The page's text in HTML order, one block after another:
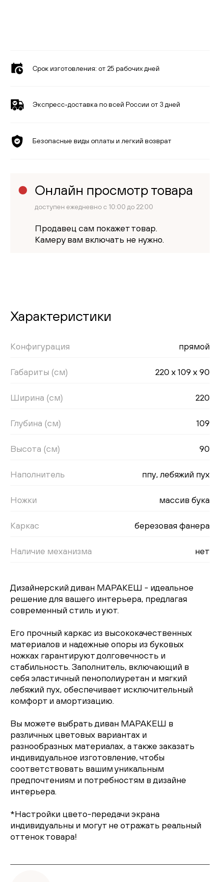
Срок изготовления: от 25 рабочих дней
Экспресс-доставка по всей России от 3 дней
Безопасные виды оплаты и легкий возврат
Онлайн просмотр товара
доступен ежедневно с 10:00 до 22:00
Продавец сам покажет товар.
Камеру вам включать не нужно.
Характеристики
Конфигурация прямой
Габариты (см) 220 x 109 x 90
Ширина (см) 220
Глубина (см) 109
Высота (см) 90
Наполнитель ппу, лебяжий пух
Ножки массив бука
Каркас березовая фанера
Наличие механизма нет
Дизайнерский диван МАРАКЕШ - идеальное
решение для вашего интерьера, предлагая
современный стиль и уют.
Его прочный каркас из высококачественных
материалов и надежные опоры из буковых
ножках гарантируют долговечность и
стабильность. Заполнитель, включающий в
себя эластичный пенополиуретан и мягкий
лебяжий пух, обеспечивает исключительный
комфорт и амортизацию.
Вы можете выбрать диван МАРАКЕШ в
различных цветовых вариантах и
разнообразных материалах, а также заказать
индивидуальное изготовление, чтобы
соответствовать вашим уникальным
предпочтениям и потребностям в дизайне
интерьера.
*Настройки цвето-передачи экрана
индивидуальны и могут не отражать реальный
оттенок товара!